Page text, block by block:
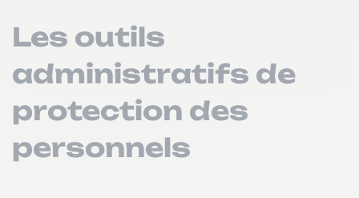
Les outils
administratifs de
protection des
personnels